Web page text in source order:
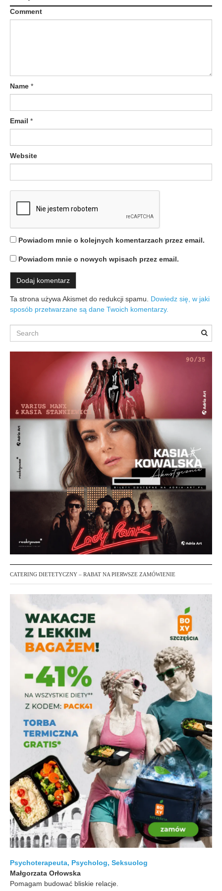
c
j
p
s
u
Comment
Name *
Email *
Website
Powiadom mnie o kolejnych komentarzach przez email.
Powiadom mnie o nowych wpisach przez email.
Ta strona używa Akismet do redukcji spamu. Dowiedz się, w jaki
sposób przetwarzane są dane Twoich komentarzy.
Search
CATERING DIETETYCZNY – RABAT NA PIERWSZE ZAMÓWIENIE
Psychoterapeuta, Psycholog, Seksuolog
Małgorzata Orłowska
Pomagam budować bliskie relacje.